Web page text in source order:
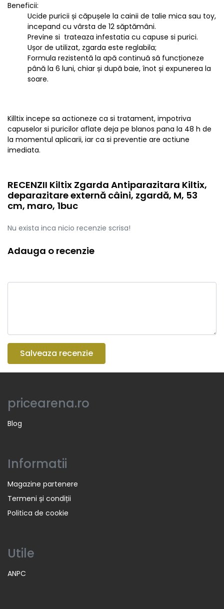
Beneficii:
Ucide puricii și căpușele la cainii de talie mica sau toy,
incepand cu vârsta de 12 săptămâni.
Previne si trateaza infestatia cu capuse si purici.
Ușor de utilizat, zgarda este reglabila;
Formula rezistentă la apă continuă să funcționeze
până la 6 luni, chiar și după baie, înot și expunerea la
soare.
Killtix incepe sa actioneze ca si tratament, impotriva
capuselor si puricilor aflate deja pe blanos pana la 48 h de
la momentul aplicarii, iar ca si preventie are actiune
imediata.
RECENZII Kiltix Zgarda Antiparazitara Kiltix,
deparazitare externă câini, zgardă, M, 53
cm, maro, 1buc
Nu exista inca nicio recenzie scrisa!
Adauga o recenzie
Salveaza recenzie
pricearena.ro
Blog
Informatii
Magazine partenere
Termeni și condiții
Politica de cookie
Utile
ANPC